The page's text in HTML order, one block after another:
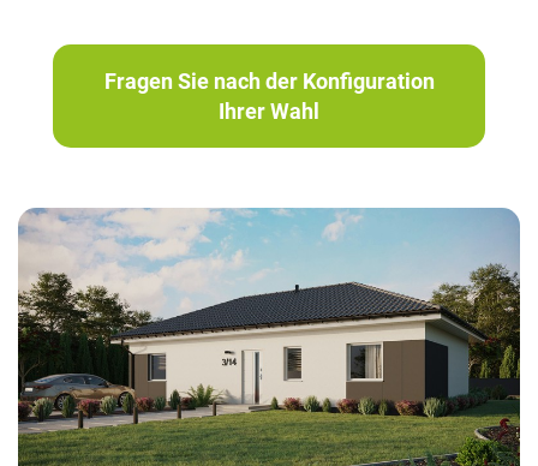
Fragen Sie nach der Konfiguration
Ihrer Wahl